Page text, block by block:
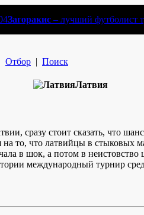
Загоракис – лучший футболист
Отбор | Поиск
Латвия
сразу стоит сказать, что
на то, что латвийцы в стыковых
в шок, а потом в
международный турнир